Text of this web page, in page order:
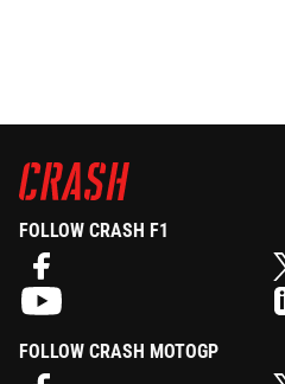
FOLLOW CRASH F1
FOLLOW CRASH MOTOGP